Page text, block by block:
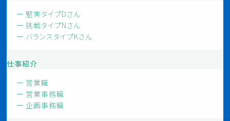
堅実タイプDさん
挑戦タイプNさん
バランスタイプKさん
仕事紹介
営業職
営業事務職
企画事務職